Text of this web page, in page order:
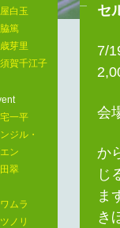
白玉
篤
芽里
賀千江子
一平
ジル・
ン
翠
ムラ
ノリ
セ
7/
会
か
じ
ま
き